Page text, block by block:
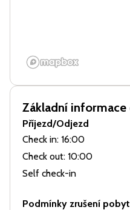
Základní
Příjezd/Odjezd
Check in: 16:00
Check out: 10:00
Self check-in
Podmínky zrušení